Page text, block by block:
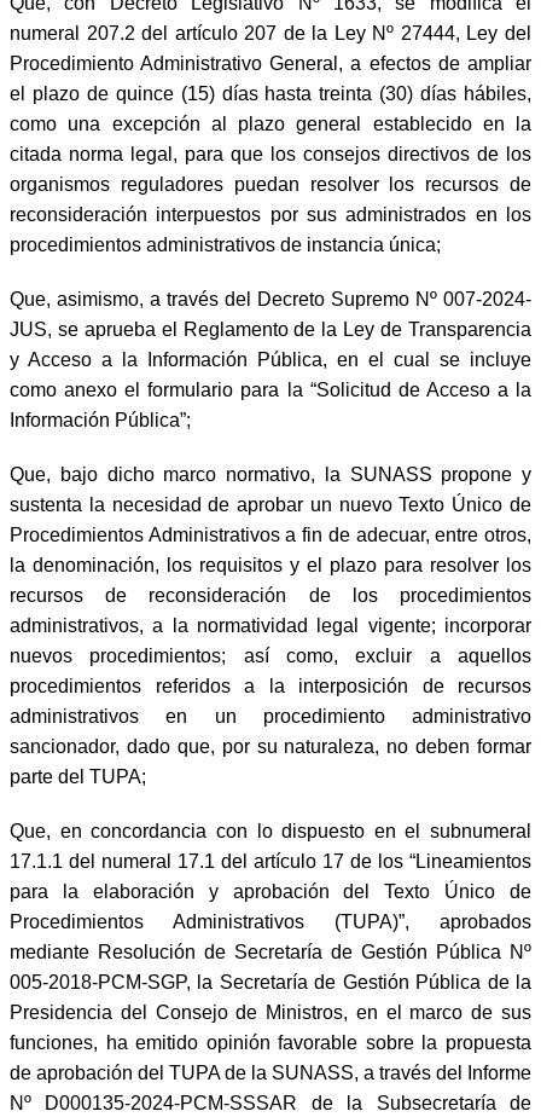
numeral 207.2 del artículo 207 de la Ley Nº 27444, Ley del
Procedimiento Administrativo General, a efectos de ampliar
el plazo de quince (15) días hasta treinta (30) días hábiles,
como una excepción al plazo general establecido en la
citada norma legal, para que los consejos directivos de los
organismos reguladores puedan resolver los recursos de
reconsideración interpuestos por sus administrados en los
procedimientos administrativos de instancia única;
Que, asimismo, a través del Decreto Supremo Nº 007-2024-
JUS, se aprueba el Reglamento de la Ley de Transparencia
y Acceso a la Información Pública, en el cual se incluye
como anexo el formulario para la “Solicitud de Acceso a la
Información Pública”;
Que, bajo dicho marco normativo, la SUNASS propone y
sustenta la necesidad de aprobar un nuevo Texto Único de
Procedimientos Administrativos a fin de adecuar, entre otros,
la denominación, los requisitos y el plazo para resolver los
recursos de reconsideración de los procedimientos
administrativos, a la normatividad legal vigente; incorporar
nuevos procedimientos; así como, excluir a aquellos
procedimientos referidos a la interposición de recursos
administrativos en un procedimiento administrativo
sancionador, dado que, por su naturaleza, no deben formar
parte del TUPA;
Que, en concordancia con lo dispuesto en el subnumeral
17.1.1 del numeral 17.1 del artículo 17 de los “Lineamientos
para la elaboración y aprobación del Texto Único de
Procedimientos Administrativos (TUPA)”, aprobados
mediante Resolución de Secretaría de Gestión Pública Nº
005-2018-PCM-SGP, la Secretaría de Gestión Pública de la
Presidencia del Consejo de Ministros, en el marco de sus
funciones, ha emitido opinión favorable sobre la propuesta
de aprobación del TUPA de la SUNASS, a través del Informe
Nº D000135-2024-PCM-SSSAR de la Subsecretaría de